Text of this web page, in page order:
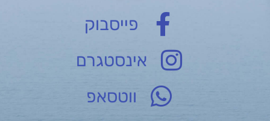
פייסבוק
אינסטגרם
ווטסאפ